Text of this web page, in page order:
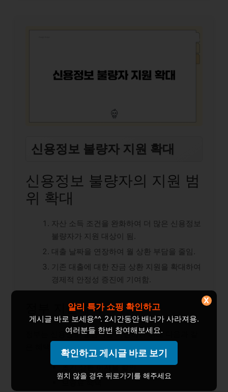
신용정보 불량자 지원 확대
신용정보 불량자의 지원 범
위 확대
자산 소득 조건을 완화하여 더 많은 신용정보
불량자가 지원 대상이 됨.
대출 날짜을 연장하여 월 상환 부담을 줄임.
기존 대출에 대한 잔금 상환 지원을 확대하여
경제적 안정성 증진에 기여함.
정부 지원혜택
정부는 신용정보 불량자를 지원하기 위해 다음과 같
은 혜택을 제공:
초기 상환 이자율 할인
보증료 혜택
알리 특가 쇼핑 확인하고
게시글 바로 보세용^^. 2시간동안 배너가 사라져용.
여러분들 한번 참여해보세요.
확인하고 게시글 바로 보기
원치 않을 경우 뒤로가기를 해주세요
X